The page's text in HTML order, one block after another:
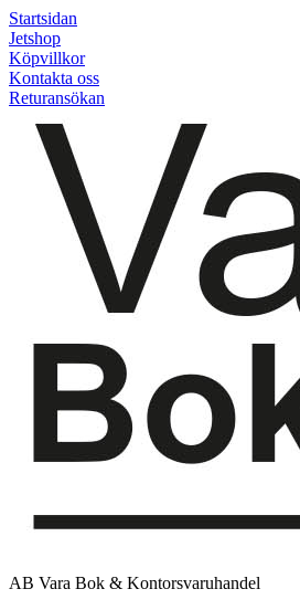
Startsidan
Jetshop
Köpvillkor
Kontakta oss
Returansökan
AB Vara Bok & Kontorsvaruhandel